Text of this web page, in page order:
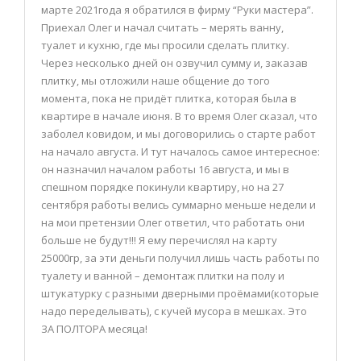
марте 2021года я обратился в фирму “Руки мастера”.
Приехал Олег и начал считать – мерять ванну,
туалет и кухню, где мы просили сделать плитку.
Через несколько дней он озвучил сумму и, заказав
плитку, мы отложили наше общение до того
момента, пока не придёт плитка, которая была в
квартире в начале июня. В то время Олег сказал, что
заболел ковидом, и мы договорились о старте работ
на начало августа. И тут началось самое интересное:
он назначил началом работы 16 августа, и мы в
спешном порядке покинули квартиру, но на 27
сентября работы велись суммарно меньше недели и
на мои претензии Олег ответил, что работать они
больше не будут!!! Я ему перечислял на карту
25000гр, за эти деньги получил лишь часть работы по
туалету и ванной – демонтаж плитки на полу и
штукатурку с разными дверными проёмами(которые
надо переделывать), с кучей мусора в мешках. Это
ЗА ПОЛТОРА месяца!